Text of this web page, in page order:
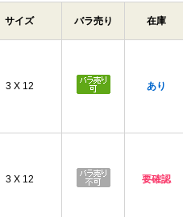
サイズ バラ売り 在庫
3 X 12 あり
3 X 12 要確認